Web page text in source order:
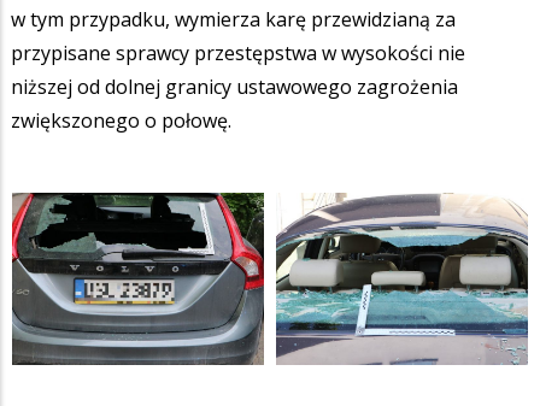
w tym przypadku, wymierza karę przewidzianą za
przypisane sprawcy przestępstwa w wysokości nie
niższej od dolnej granicy ustawowego zagrożenia
zwiększonego o połowę.